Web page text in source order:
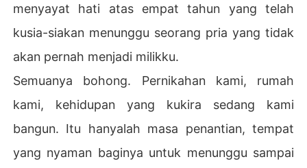
menyayat hati atas empat tahun yang telah
kusia-siakan menunggu seorang pria yang tidak
akan pernah menjadi milikku.
Semuanya bohong. Pernikahan kami, rumah
kami, kehidupan yang kukira sedang kami
bangun. Itu hanyalah masa penantian, tempat
yang nyaman baginya untuk menunggu sampai